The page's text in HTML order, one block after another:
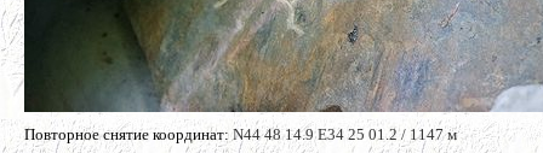
Повторное снятие координат: N44 48 14.9 E34 25 01.2 / 1147 м